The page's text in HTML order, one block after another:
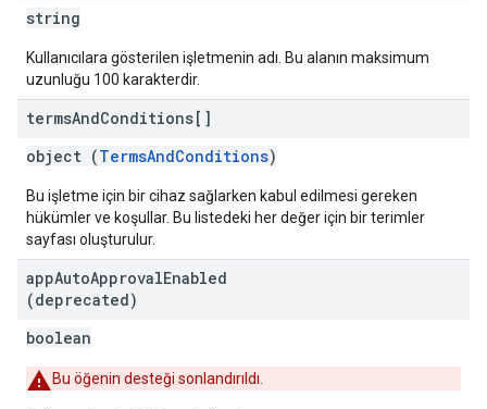
string
Kullanıcılara gösterilen işletmenin adı. Bu alanın maksimum
uzunluğu 100 karakterdir.
termsAndConditions[]
object (TermsAndConditions)
Bu işletme için bir cihaz sağlarken kabul edilmesi gereken
hükümler ve koşullar. Bu listedeki her değer için bir terimler
sayfası oluşturulur.
appAutoApprovalEnabled
(deprecated)
boolean
Bu öğenin desteği sonlandırıldı.